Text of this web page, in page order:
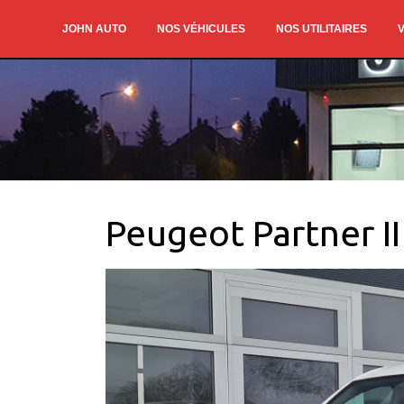
JOHN AUTO NOS VÉHICULES NOS UTILITAIRES
Peugeot Partner II